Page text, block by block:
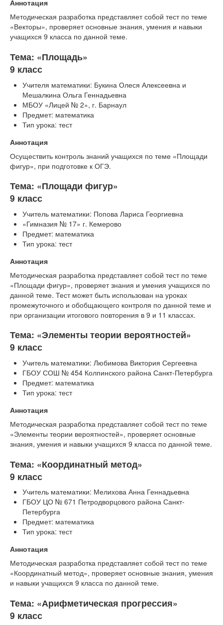
Аннотация
Методическая разработка представляет собой тест по теме
«Векторы», проверяет основные знания, умения и навыки
учащихся 9 класса по данной теме.
Тема: «Площадь»
9 класс
Учителя математики: Букина Олеся Алексеевна и
Мешалкина Ольга Геннадьевна
МБОУ «Лицей № 2», г. Барнаул
Предмет: математика
Тип урока: тест
Аннотация
Осуществить контроль знаний учащихся по теме «Площади
фигур», при подготовке к ОГЭ.
Тема: «Площади фигур»
9 класс
Учитель математики: Попова Лариса Георгиевна
«Гимназия № 17» г. Кемерово
Предмет: математика
Тип урока: тест
Аннотация
Методическая разработка представляет собой тест по теме
«Площади фигур», проверяет знания и умения учащихся по
данной теме. Тест может быть использован на уроках
промежуточного и обобщающего контроля по данной теме и
при организации итогового повторения в 9 и 11 классах.
Тема: «Элементы теории вероятностей»
9 класс
Учитель математики: Любимова Виктория Сергеевна
ГБОУ СОШ № 454 Колпинского района Санкт-Петербурга
Предмет: математика
Тип урока: тест
Аннотация
Методическая разработка представляет собой тест по теме
«Элементы теории вероятностей», проверяет основные
знания, умения и навыки учащихся 9 класса по данной теме.
Тема: «Координатный метод»
9 класс
Учитель математики: Мелихова Анна Геннадьевна
ГБОУ ЦО № 671 Петродворцового района Санкт-
Петербурга
Предмет: математика
Тип урока: тест
Аннотация
Методическая разработка представляет собой тест по теме
«Координатный метод», проверяет основные знания, умения
и навыки учащихся 9 класса по данной теме.
Тема: «Арифметическая прогрессия»
9 класс